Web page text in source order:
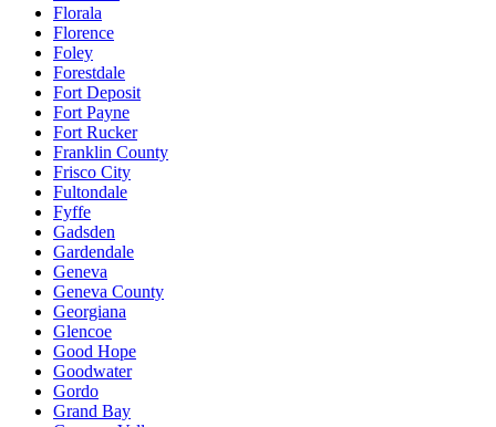
Florala
Florence
Foley
Forestdale
Fort Deposit
Fort Payne
Fort Rucker
Franklin County
Frisco City
Fultondale
Fyffe
Gadsden
Gardendale
Geneva
Geneva County
Georgiana
Glencoe
Good Hope
Goodwater
Gordo
Grand Bay